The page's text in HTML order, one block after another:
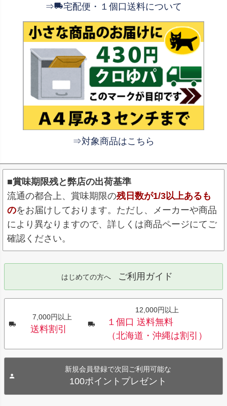
⇒ 宅配便・１個口送料について
⇒対象商品はこちら
■賞味期限残と弊店の出荷基準
流通の都合上、賞味期限の残日数が1/3以上あるも
のをお届けしております。ただし、メーカーや商品
により異なりますので、詳しくは商品ページにてご
確認ください。
はじめての方へ ご利用ガイド
7,000円以上
送料割引
12,000円以上
１個口 送料無料
（北海道・沖縄は割引）
新規会員登録で次回ご利用可能な
100ポイントプレゼント